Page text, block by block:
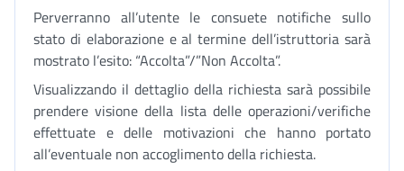
Perverranno all’utente le consuete notifiche sullo
stato di elaborazione e al termine dell’istruttoria sarà
mostrato l’esito: “Accolta”/”Non Accolta”.
Visualizzando il dettaglio della richiesta sarà possibile
prendere visione della lista delle operazioni/verifiche
effettuate e delle motivazioni che hanno portato
all’eventuale non accoglimento della richiesta.